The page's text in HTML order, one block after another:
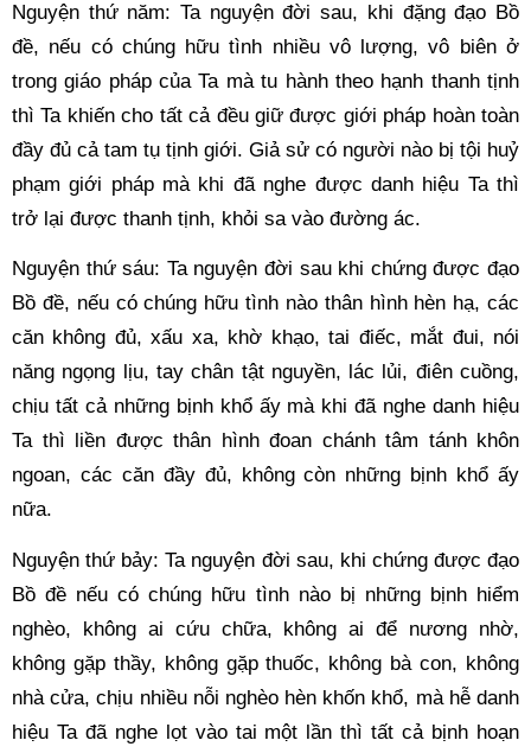
Nguyện thứ năm: Ta nguyện đời sau, khi đặng đạo Bồ
đề, nếu có chúng hữu tình nhiều vô lượng, vô biên ở
trong giáo pháp của Ta mà tu hành theo hạnh thanh tịnh
thì Ta khiến cho tất cả đều giữ được giới pháp hoàn toàn
đầy đủ cả tam tụ tịnh giới. Giả sử có người nào bị tội huỷ
phạm giới pháp mà khi đã nghe được danh hiệu Ta thì
trở lại được thanh tịnh, khỏi sa vào đường ác.
Nguyện thứ sáu: Ta nguyện đời sau khi chứng được đạo
Bồ đề, nếu có chúng hữu tình nào thân hình hèn hạ, các
căn không đủ, xấu xa, khờ khạo, tai điếc, mắt đui, nói
năng ngọng lịu, tay chân tật nguyền, lác lủi, điên cuồng,
chịu tất cả những bịnh khổ ấy mà khi đã nghe danh hiệu
Ta thì liền được thân hình đoan chánh tâm tánh khôn
ngoan, các căn đầy đủ, không còn những bịnh khổ ấy
nữa.
Nguyện thứ bảy: Ta nguyện đời sau, khi chứng được đạo
Bồ đề nếu có chúng hữu tình nào bị những bịnh hiểm
nghèo, không ai cứu chữa, không ai để nương nhờ,
không gặp thầy, không gặp thuốc, không bà con, không
nhà cửa, chịu nhiều nỗi nghèo hèn khốn khổ, mà hễ danh
hiệu Ta đã nghe lọt vào tai một lần thì tất cả bịnh hoạn